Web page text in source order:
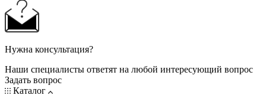
Нужна консультация?
Наши специалисты ответят на любой интересующий вопрос
Задать вопрос
Каталог